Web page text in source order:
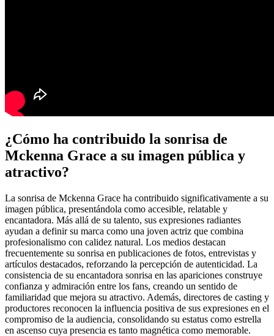
¿Cómo ha contribuido la sonrisa de
Mckenna Grace a su imagen pública y
atractivo?
La sonrisa de Mckenna Grace ha contribuido significativamente a su
imagen pública, presentándola como accesible, relatable y
encantadora. Más allá de su talento, sus expresiones radiantes
ayudan a definir su marca como una joven actriz que combina
profesionalismo con calidez natural. Los medios destacan
frecuentemente su sonrisa en publicaciones de fotos, entrevistas y
artículos destacados, reforzando la percepción de autenticidad. La
consistencia de su encantadora sonrisa en las apariciones construye
confianza y admiración entre los fans, creando un sentido de
familiaridad que mejora su atractivo. Además, directores de casting y
productores reconocen la influencia positiva de sus expresiones en el
compromiso de la audiencia, consolidando su estatus como estrella
en ascenso cuya presencia es tanto magnética como memorable.